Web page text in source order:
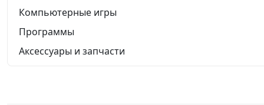
Компьютерные игры
Программы
Аксессуары и запчасти